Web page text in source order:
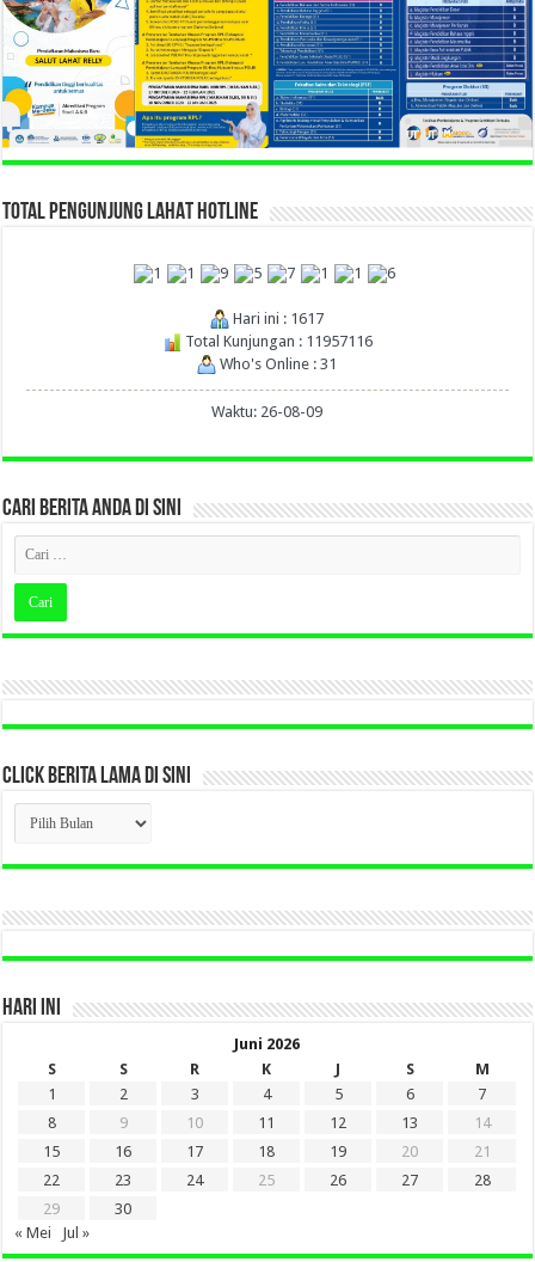
TOTAL PENGUNJUNG LAHAT HOTLINE
Hari ini : 1617
Total Kunjungan : 11957116
Who's Online : 31
Waktu: 26-08-09
CARI BERITA ANDA DI SINI
CLICK BERITA LAMA DI SINI
CLICK
BERITA
LAMA
DI
HARI INI
Juni 2026
S
S R K J S
M
1
2 3 4 5 6
7
8
9 10 11 12 13
14
15
16 17 18 19 20
21
22
23 24 25 26 27
28
29
30
« Mei
Jul »